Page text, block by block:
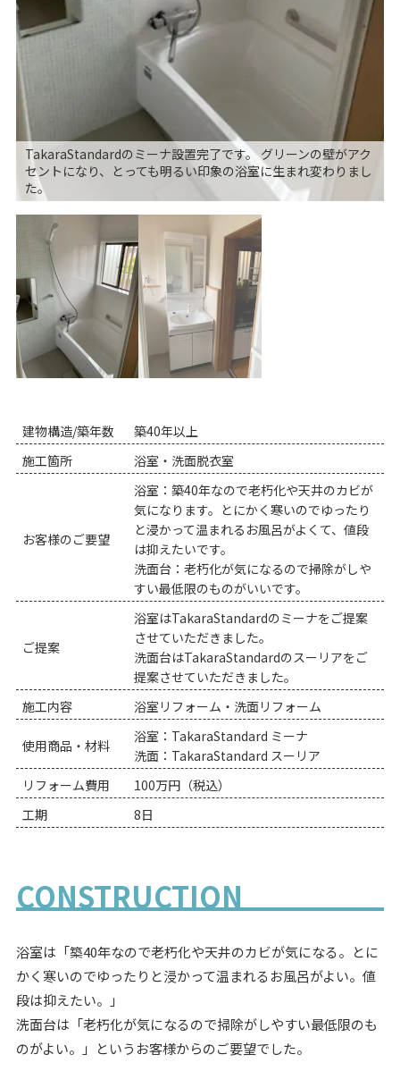
TakaraStandardのミーナ設置完了です。 グリーンの壁がアク
セントになり、とっても明るい印象の浴室に生まれ変わりまし
た。
建物構造/築年数
築40年以上
施工箇所
浴室・洗面脱衣室
お客様のご要望
浴室：築40年なので老朽化や天井のカビが
気になります。とにかく寒いのでゆったり
と浸かって温まれるお風呂がよくて、値段
は抑えたいです。
洗面台：老朽化が気になるので掃除がしや
すい最低限のものがいいです。
ご提案
浴室はTakaraStandardのミーナをご提案
させていただきました。
洗面台はTakaraStandardのスーリアをご
提案させていただきました。
施工内容
浴室リフォーム・洗面リフォーム
使用商品・材料
浴室：TakaraStandard ミーナ
洗面：TakaraStandard スーリア
リフォーム費用
100万円（税込）
工期
8日
CONSTRUCTION
浴室は「築40年なので老朽化や天井のカビが気になる。とに
かく寒いのでゆったりと浸かって温まれるお風呂がよい。値
段は抑えたい。」
洗面台は「老朽化が気になるので掃除がしやすい最低限のも
のがよい。」というお客様からのご要望でした。